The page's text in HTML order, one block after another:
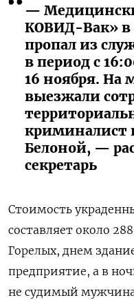
—
КОВИД-Вак» в
пропал из
в период с
16 ноября. На
выезжали
криминалист
Белоной, —
секретарь
Стоимость
составляет около
Горелых, днем
предприятие, а в
не судимый